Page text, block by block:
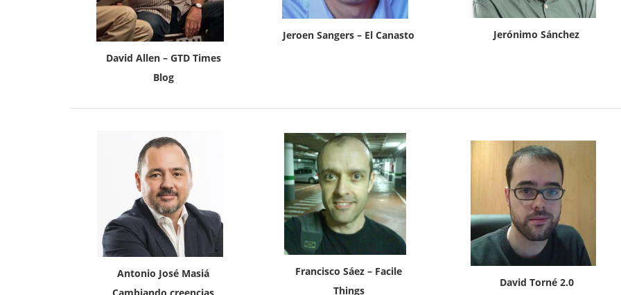
David Allen – GTD Times
Blog
Jeroen Sangers – El Canasto Jerónimo Sánchez
Antonio José Masiá
Francisco Sáez – Facile
Things
David Torné 2.0